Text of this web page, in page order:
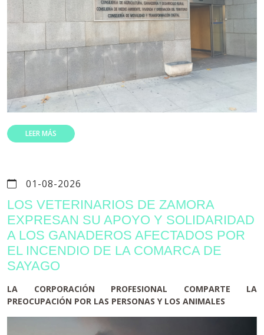
LEER MÁS
01-08-2026
LOS VETERINARIOS DE ZAMORA
EXPRESAN SU APOYO Y SOLIDARIDAD
A LOS GANADEROS AFECTADOS POR
EL INCENDIO DE LA COMARCA DE
SAYAGO
LA CORPORACIÓN PROFESIONAL COMPARTE LA
PREOCUPACIÓN POR LAS PERSONAS Y LOS ANIMALES